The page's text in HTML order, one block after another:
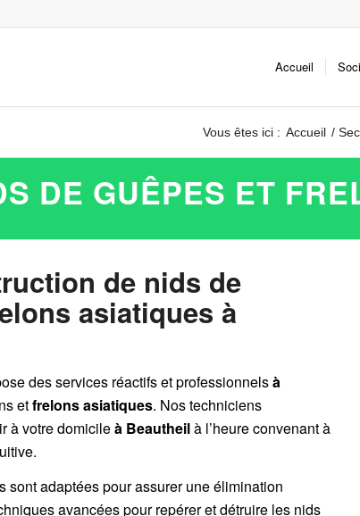
Accueil
Vous êtes ici : Accueil /
DE GUÊPES ET
de nids de
asiatiques à
des services réactifs et professionnelsà
etfrelons asiatiques. Nos techniciens
à votre domicileà Beautheilà l’heure convenant à
sont adaptées pour assurer une élimination
avancées pour repérer et détruire les nids